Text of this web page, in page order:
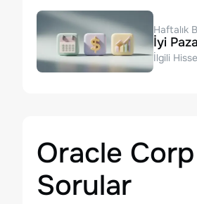
Haftalık
İyi
İlgili
Oracle Corp
Sorular